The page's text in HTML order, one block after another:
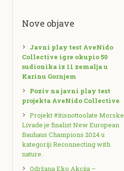
Nove objave
Javni play test AveNido
Collective igre okupio 50
sudionika iz 11 zemalja u
Karinu Gornjem
Poziv na javni play test
projekta AveNido Collective
Projekt #itisnottoolate Morske
Livade je finalist New European
Bauhaus Champions 2024 u
kategoriji Reconnecting with
nature.
Održana Eko Akcija –